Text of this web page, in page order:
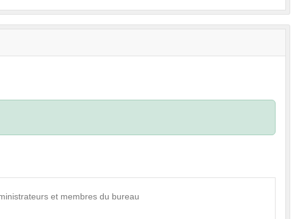
et membres du bureau